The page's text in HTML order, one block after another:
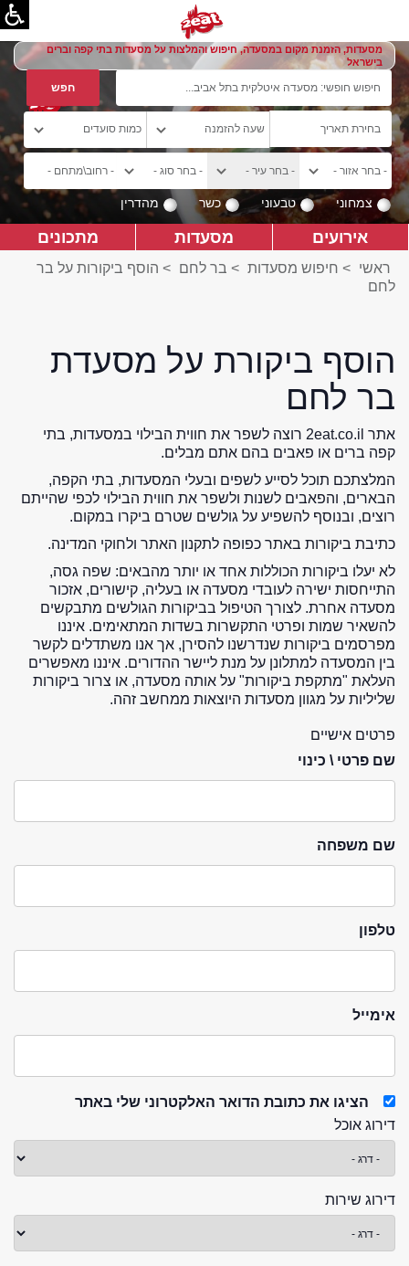
מסעדות, הזמנת מקום במסעדה, חיפוש והמלצות על מסעדות בתי קפה וברים
בישראל
צמחוני טבעוני כשר מהדרין
אירועים מסעדות מתכונים
ראשי > חיפוש מסעדות > בר לחם > הוסף ביקורות על בר
לחם
הוסף ביקורת על מסעדת
בר לחם
אתר 2eat.co.il רוצה לשפר את חווית הבילוי במסעדות, בתי
קפה ברים או פאבים בהם אתם מבלים.
המלצתכם תוכל לסייע לשפים ובעלי המסעדות, בתי הקפה,
הבארים, והפאבים לשנות ולשפר את חווית הבילוי לכפי שהייתם
רוצים, ובנוסף להשפיע על גולשים שטרם ביקרו במקום.
כתיבת ביקורות באתר כפופה לתקנון האתר ולחוקי המדינה.
לא יעלו ביקורות הכוללות אחד או יותר מהבאים: שפה גסה,
התייחסות ישירה לעובדי מסעדה או בעליה, קישורים, אזכור
מסעדה אחרת. לצורך הטיפול בביקורות הגולשים מתבקשים
להשאיר שמות ופרטי התקשרות בשדות המתאימים. איננו
מפרסמים ביקורות שנדרשנו להסירן, אך אנו משתדלים לקשר
בין המסעדה למתלונן על מנת ליישר ההדורים. איננו מאפשרים
העלאת "מתקפת ביקורות" על אותה מסעדה, או צרור ביקורות
שליליות על מגוון מסעדות היוצאות ממחשב זהה.
פרטים אישיים
שם פרטי \ כינוי
שם משפחה
טלפון
אימייל
הציגו את כתובת הדואר האלקטרוני שלי באתר
דירוג אוכל
דירוג שירות